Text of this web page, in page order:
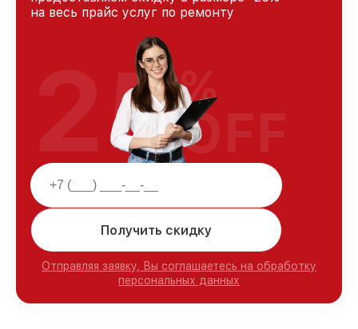
на весь прайс услуг по ремонту
Получить скидку
Отправляя заявку, Вы соглашаетесь на обработку
персональных данных
25%
OFF